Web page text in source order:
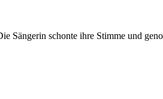
Sängerin schonte ihre Stimme und